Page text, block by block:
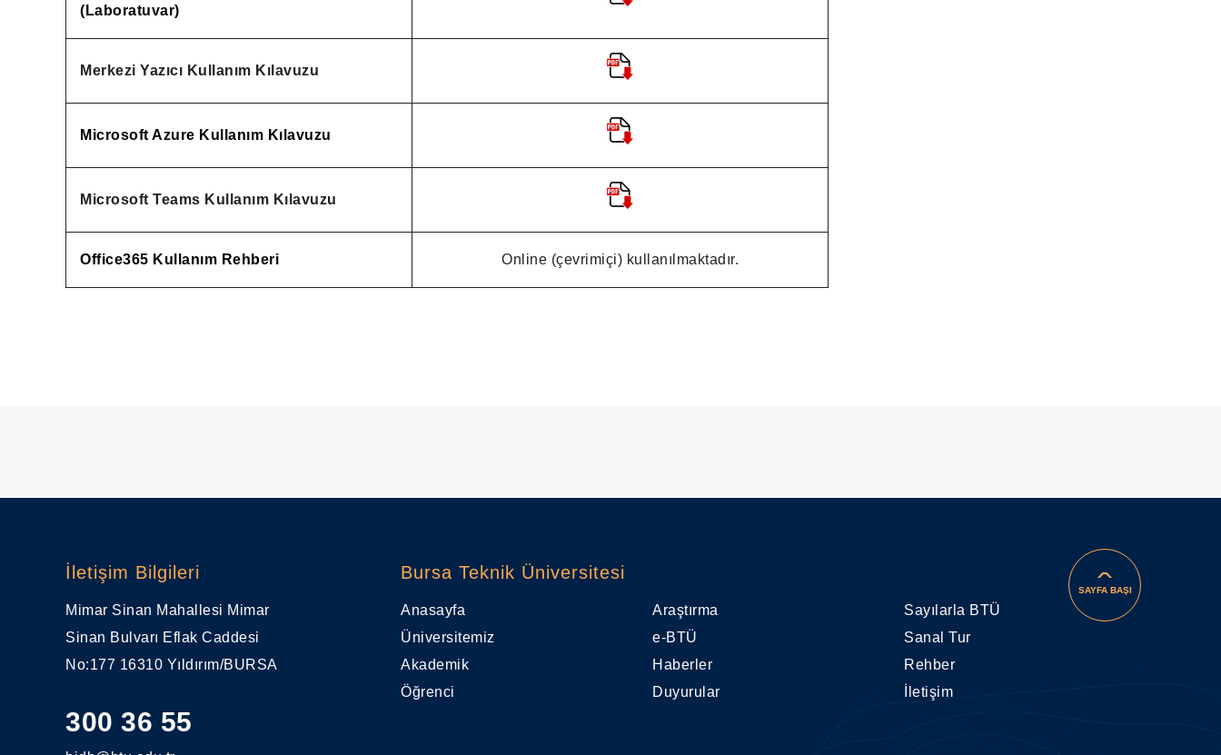
(Laboratuvar)
Merkezi Yazıcı Kullanım Kılavuzu
Microsoft Azure Kullanım Kılavuzu
Microsoft Teams Kullanım Kılavuzu
Office365 Kullanım Rehberi Online (çevrimiçi) kullanılmaktadır.
İletişim Bilgileri
Mimar Sinan Mahallesi Mimar
Sinan Bulvarı Eflak Caddesi
No:177 16310 Yıldırım/BURSA
300 36 55
Bursa Teknik Üniversitesi
Anasayfa
Üniversitemiz
Akademik
Öğrenci
Araştırma
e-BTÜ
Haberler
Duyurular
Sayılarla BTÜ
Sanal Tur
Rehber
İletişim
SAYFA BAŞI